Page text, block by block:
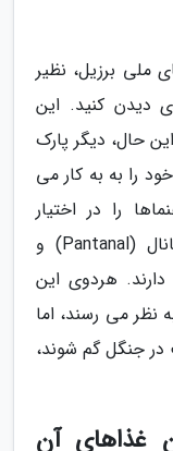
ملی برزیل، نظیر
دیدن کنید. این
حال، دیگر پارک
را به به کار می
را در اختیار
گردشگر ها قرار دهند. دو جنگل پانتانال (Pantanal) و
دارند. هردوی این
نظر می رسند، اما
جنگل گم شوند،
غذاهای آن